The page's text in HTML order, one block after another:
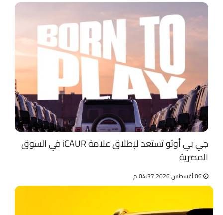
جي بي أوتو تستعد لإطلاق علامة iCAUR في السوق
المصرية